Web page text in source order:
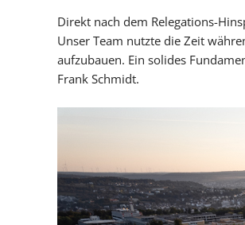
Direkt nach dem Relegations-
Unser Team nutzte die Zeit
aufzubauen. Ein solides
Frank Schmidt.